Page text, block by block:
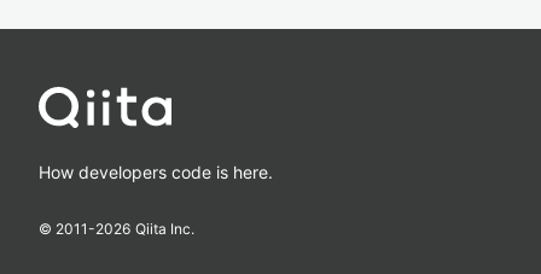
How developers code is here.
© 2011-2026 Qiita Inc.